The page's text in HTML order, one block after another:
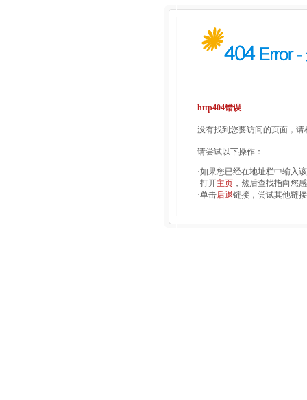
http404错误
没有找到您要访问的页面，
请尝试以下操作：
·如果您已经在地址栏中输入
·打开主页 ，然后查找指向您
·单击后退链接，尝试其他链